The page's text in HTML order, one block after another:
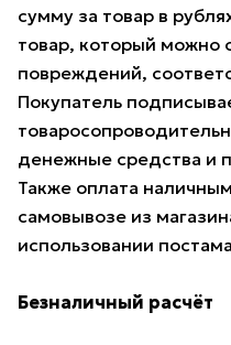
сумму за товар в
товар, который можно
повреждений,
Покупатель
денежные средства и
Также оплата
самовывозе из
использовании
Безналичный расчёт